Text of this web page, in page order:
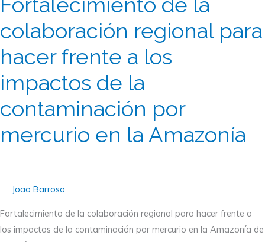
Fortalecimiento de la
colaboración regional para
hacer frente a los
impactos de la
contaminación por
mercurio en la Amazonía
Joao Barroso
Fortalecimiento de la colaboración regional para hacer frente a
los impactos de la contaminación por mercurio en la Amazonía de
la
regional
para
hacer
frente
los
impactos
por
mercurio
en